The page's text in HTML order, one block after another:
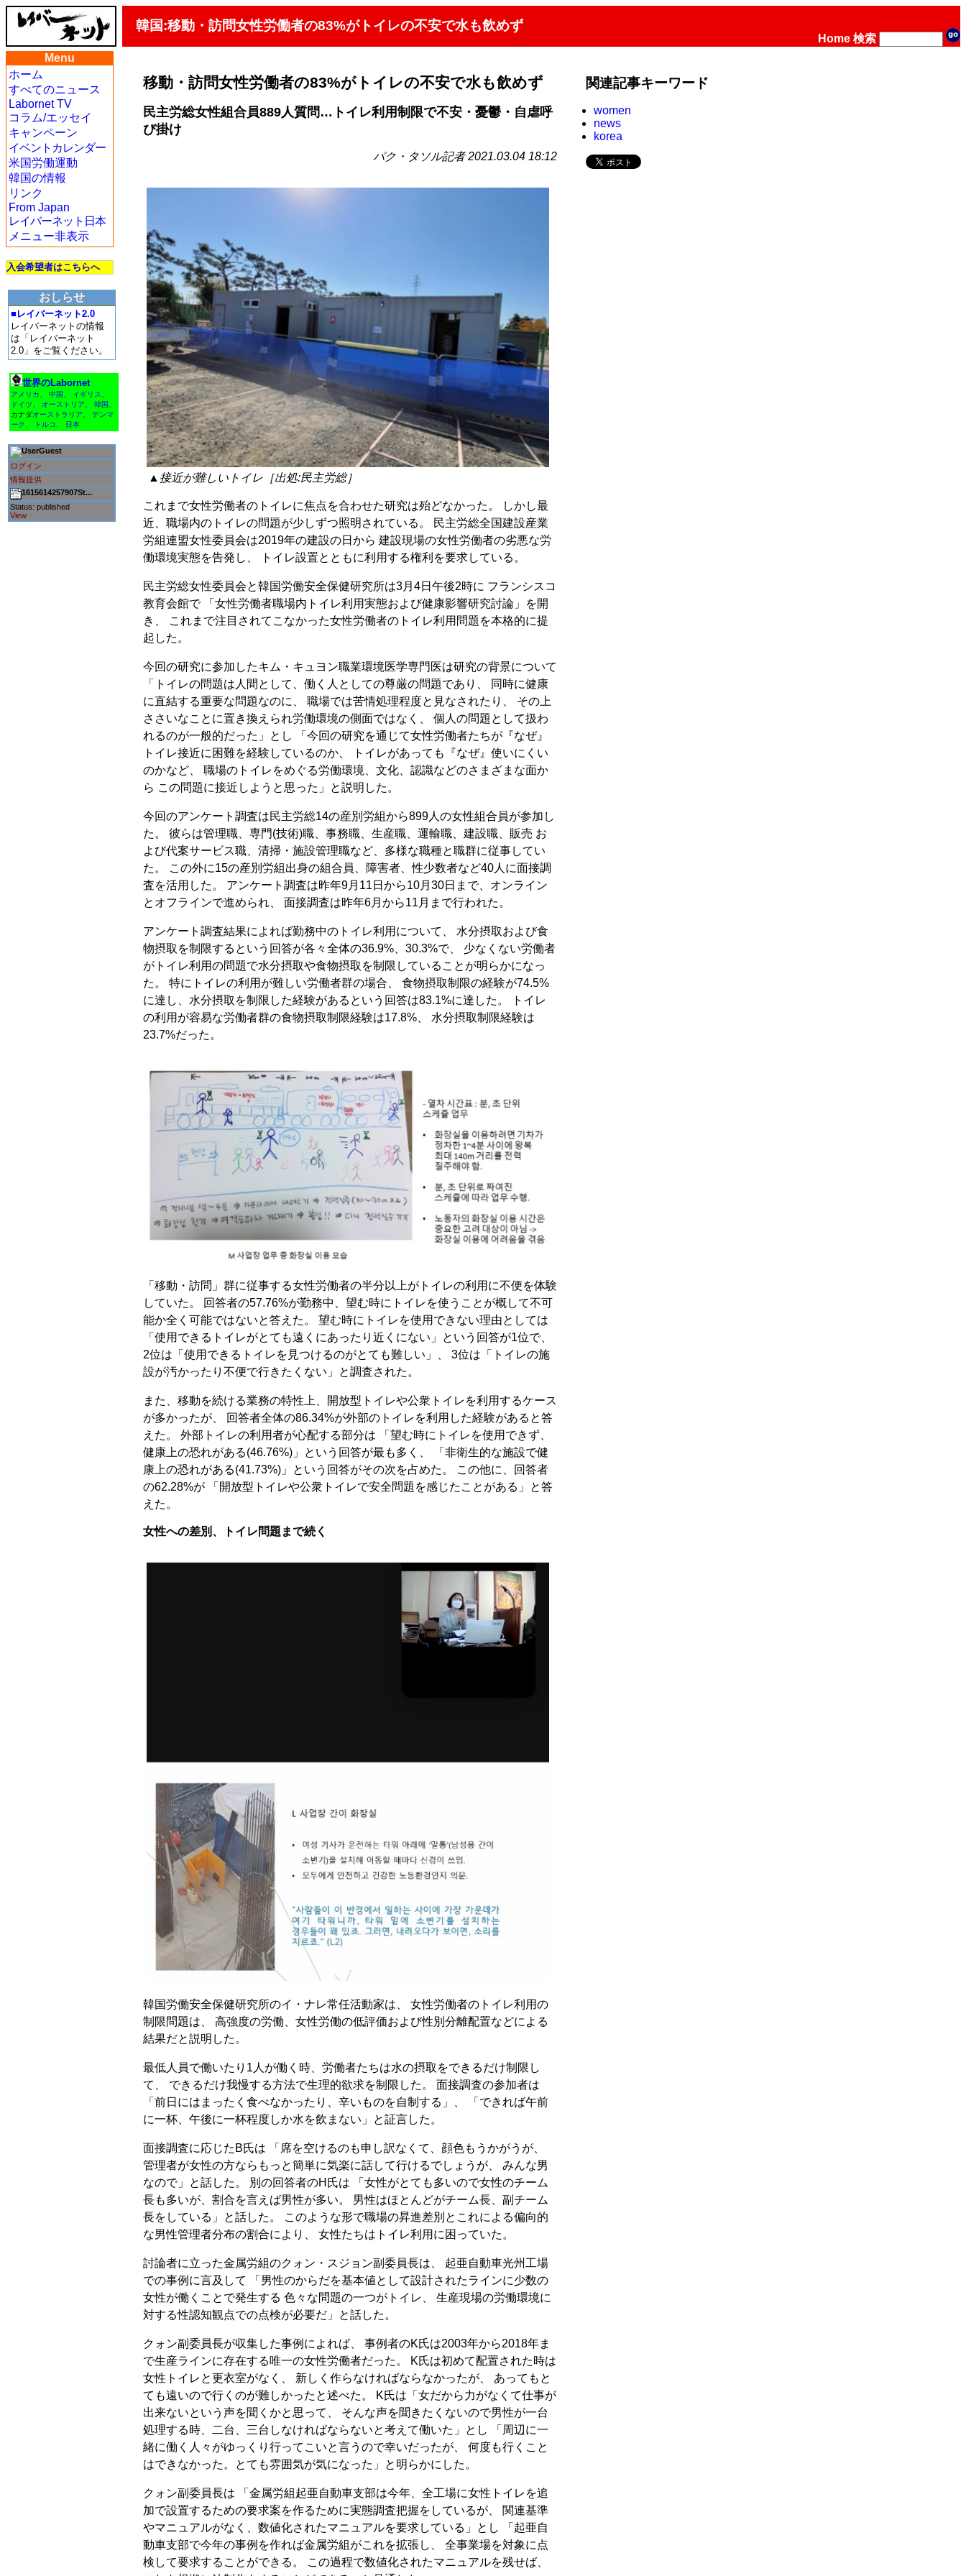
韓国:移動・訪問女性労働者の83%がトイレの不安で水も飲めず
Home 検索
Menu
ホーム
すべてのニュース
Labornet TV
コラム/エッセイ
キャンペーン
イベントカレンダー
米国労働運動
韓国の情報
リンク
From Japan
レイバーネット日本
メニュー非表示
入会希望者はこちらへ
おしらせ
■レイバーネット2.0
レイバーネットの情報
は「レイバーネット
2.0」をご覧ください。
世界のLabornet
アメリカ 中国 イギリス
ドイツ
オーストリア 韓国
カナダオーストラリア
デンマ
ーク
トルコ 日本
Guest
ログイン
情報提供
1615614257907St...
Status: published
View
移動・訪問女性労働者の83%がトイレの不安で水も飲めず
民主労総女性組合員889人質問…トイレ利用制限で不安・憂鬱・自虐呼
び掛け
パク・タソル記者 2021.03.04 18:12
▲接近が難しいトイレ［出処:民主労総］
これまで女性労働者のトイレに焦点を合わせた研究は殆どなかった。 しかし最
近、職場内のトイレの問題が少しずつ照明されている。 民主労総全国建設産業
労組連盟女性委員会は2019年の建設の日から 建設現場の女性労働者の劣悪な労
働環境実態を告発し、 トイレ設置とともに利用する権利を要求している。
民主労総女性委員会と韓国労働安全保健研究所は3月4日午後2時に フランシスコ
教育会館で 「女性労働者職場内トイレ利用実態および健康影響研究討論」を開
き、 これまで注目されてこなかった女性労働者のトイレ利用問題を本格的に提
起した。
今回の研究に参加したキム・キュヨン職業環境医学専門医は研究の背景について
「トイレの問題は人間として、働く人としての尊厳の問題であり、 同時に健康
に直結する重要な問題なのに、 職場では苦情処理程度と見なされたり、 その上
ささいなことに置き換えられ労働環境の側面ではなく、 個人の問題として扱わ
れるのが一般的だった」とし 「今回の研究を通じて女性労働者たちが『なぜ』
トイレ接近に困難を経験しているのか、 トイレがあっても『なぜ』使いにくい
のかなど、 職場のトイレをめぐる労働環境、文化、認識などのさまざまな面か
ら この問題に接近しようと思った」と説明した。
今回のアンケート調査は民主労総14の産別労組から899人の女性組合員が参加し
た。 彼らは管理職、専門(技術)職、事務職、生産職、運輸職、建設職、販売 お
よび代案サービス職、清掃・施設管理職など、多様な職種と職群に従事してい
た。 この外に15の産別労組出身の組合員、障害者、性少数者など40人に面接調
査を活用した。 アンケート調査は昨年9月11日から10月30日まで、オンライン
とオフラインで進められ、 面接調査は昨年6月から11月まで行われた。
アンケート調査結果によれば勤務中のトイレ利用について、 水分摂取および食
物摂取を制限するという回答が各々全体の36.9%、30.3%で、 少なくない労働者
がトイレ利用の問題で水分摂取や食物摂取を制限していることが明らかになっ
た。 特にトイレの利用が難しい労働者群の場合、 食物摂取制限の経験が74.5%
に達し、水分摂取を制限した経験があるという回答は83.1%に達した。 トイレ
の利用が容易な労働者群の食物摂取制限経験は17.8%、 水分摂取制限経験は
23.7%だった。
「移動・訪問」群に従事する女性労働者の半分以上がトイレの利用に不便を体験
していた。 回答者の57.76%が勤務中、望む時にトイレを使うことが概して不可
能か全く可能ではないと答えた。 望む時にトイレを使用できない理由としては
「使用できるトイレがとても遠くにあったり近くにない」という回答が1位で、
2位は「使用できるトイレを見つけるのがとても難しい」、 3位は「トイレの施
設が汚かったり不便で行きたくない」と調査された。
また、移動を続ける業務の特性上、開放型トイレや公衆トイレを利用するケース
が多かったが、 回答者全体の86.34%が外部のトイレを利用した経験があると答
えた。 外部トイレの利用者が心配する部分は 「望む時にトイレを使用できず、
健康上の恐れがある(46.76%)」という回答が最も多く、 「非衛生的な施設で健
康上の恐れがある(41.73%)」という回答がその次を占めた。 この他に、回答者
の62.28%が 「開放型トイレや公衆トイレで安全問題を感じたことがある」と答
えた。
女性への差別、トイレ問題まで続く
韓国労働安全保健研究所のイ・ナレ常任活動家は、 女性労働者のトイレ利用の
制限問題は、 高強度の労働、女性労働の低評価および性別分離配置などによる
結果だと説明した。
最低人員で働いたり1人が働く時、労働者たちは水の摂取をできるだけ制限し
て、 できるだけ我慢する方法で生理的欲求を制限した。 面接調査の参加者は
「前日にはまったく食べなかったり、辛いものを自制する」、 「できれば午前
に一杯、午後に一杯程度しか水を飲まない」と証言した。
面接調査に応じたB氏は 「席を空けるのも申し訳なくて、顔色もうかがうが、
管理者が女性の方ならもっと簡単に気楽に話して行けるでしょうが、 みんな男
なので」と話した。 別の回答者のH氏は 「女性がとても多いので女性のチーム
長も多いが、割合を言えば男性が多い。 男性はほとんどがチーム長、副チーム
長をしている」と話した。 このような形で職場の昇進差別とこれによる偏向的
な男性管理者分布の割合により、 女性たちはトイレ利用に困っていた。
討論者に立った金属労組のクォン・スジョン副委員長は、 起亜自動車光州工場
での事例に言及して 「男性のからだを基本値として設計されたラインに少数の
女性が働くことで発生する 色々な問題の一つがトイレ、 生産現場の労働環境に
対する性認知観点での点検が必要だ」と話した。
クォン副委員長が収集した事例によれば、 事例者のK氏は2003年から2018年ま
で生産ラインに存在する唯一の女性労働者だった。 K氏は初めて配置された時は
女性トイレと更衣室がなく、 新しく作らなければならなかったが、 あってもと
ても遠いので行くのが難しかったと述べた。 K氏は「女だから力がなくて仕事が
出来ないという声を聞くかと思って、 そんな声を聞きたくないので男性が一台
処理する時、二台、三台しなければならないと考えて働いた」とし 「周辺に一
緒に働く人々がゆっくり行ってこいと言うので幸いだったが、 何度も行くこと
はできなかった。とても雰囲気が気になった」と明らかにした。
クォン副委員長は 「金属労組起亜自動車支部は今年、全工場に女性トイレを追
加で設置するための要求案を作るために実態調査把握をしているが、 関連基準
やマニュアルがなく、数値化されたマニュアルを要求している」とし 「起亜自
動車支部で今年の事例を作れば金属労組がこれを拡張し、 全事業場を対象に点
検して要求することができる。 この過程で数値化されたマニュアルを残せば、
関連記事キーワード
women
news
korea